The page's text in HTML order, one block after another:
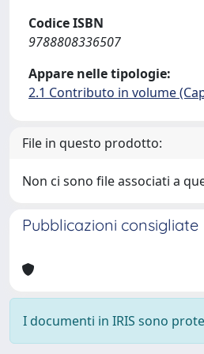
Codice ISBN
9788808336507
Appare nelle tipologie:
2.1 Contributo in volume
File in questo prodotto:
Non ci sono file associati a
Pubblicazioni consigliate
I documenti in IRIS sono